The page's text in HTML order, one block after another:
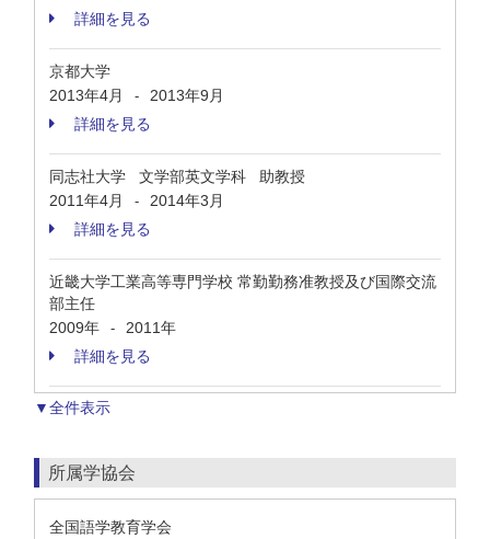
詳細を見る
京都大学
2013年4月
-
2013年9月
詳細を見る
同志社大学 文学部英文学科 助教授
2011年4月
-
2014年3月
詳細を見る
近畿大学工業高等専門学校 常勤勤務准教授及び国際交流
部主任
2009年
-
2011年
詳細を見る
▼全件表示
所属学協会
全国語学教育学会